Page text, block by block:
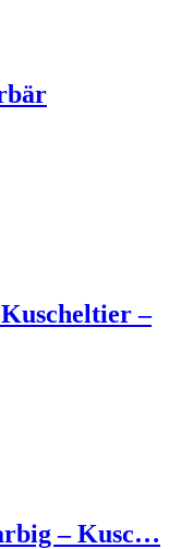
–
– Kusc…